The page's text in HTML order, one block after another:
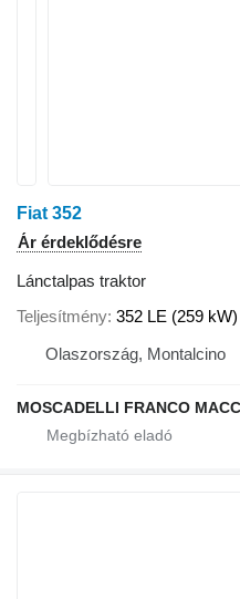
Fiat 352
Ár érdeklődésre
Lánctalpas traktor
Teljesítmény 352 LE (259 kW)
Olaszország, Montalcino
MOSCADELLI FRANCO